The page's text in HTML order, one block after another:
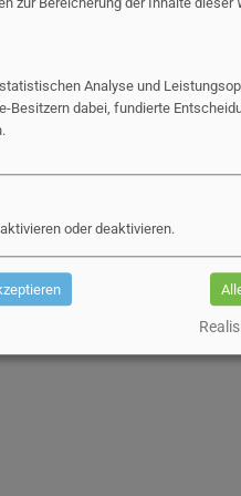
und Schaustellern auf
können“, sagt
für unsere Stadt und
Analyse und
dabei, fundierte
oder deaktivieren.